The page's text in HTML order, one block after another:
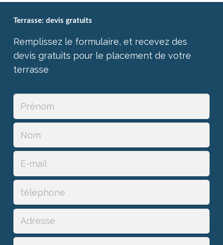
Terrasse: devis gratuits
Remplissez le formulaire, et recevez des
devis gratuits pour le placement de votre
terrasse